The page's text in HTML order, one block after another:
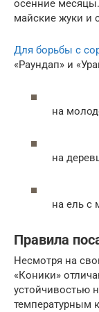
осенние
майские жуки и
Для борьбы с
«Раундап» и
на
на
на ель с
Правила
Несмотря на
«Коники»
устойчивостью
температурным